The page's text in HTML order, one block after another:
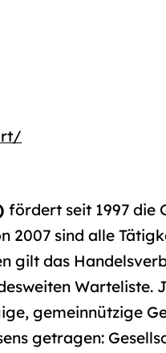
fördert seit 1997 die
2007 sind alle
gilt das
Warteliste.
gemeinnützige
getragen: